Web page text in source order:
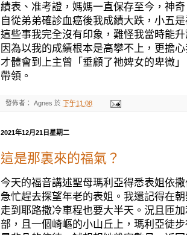
績表、准考證，媽媽一直保存至今，神
自從弟弟確診血癌後我成績大跌，小五
這些事我完全沒有印象，難怪我當時能
因為以我的成績根本是高攀不上，更擔
才體會到上主曾「垂顧了祂婢女的卑微
帶領。
發佈者： Agnes 於 下午11:08
2021年12月21日星期二
這是那裏來的福氣？
今天的福音講述聖母瑪利亞得悉表姐依
急忙趕去探望年老的表姐。我還記得在
走到耶路撒冷車程也要大半天。況且匝
部，且一個崎嶇的小山丘上，瑪利亞徒